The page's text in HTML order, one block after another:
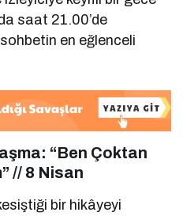
saat 21.00’de
en eğlenceli
“Ben Çoktan
// 8 Nisan
bir hikâyeyi